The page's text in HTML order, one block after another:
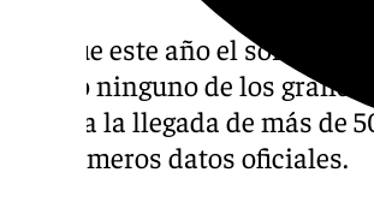
Aunque este año el sorteo
dejado ninguno de los
celebra la llegada de más
los primeros datos oficiales.